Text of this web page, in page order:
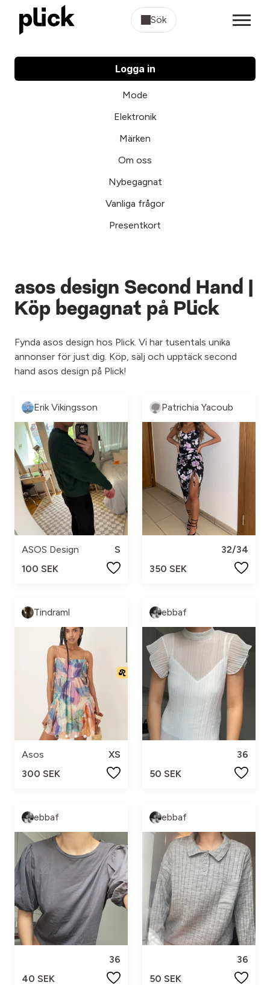
Sök
Logga in
Mode
Elektronik
Märken
Om oss
Nybegagnat
Vanliga frågor
Presentkort
asos design Second Hand |
Köp begagnat på Plick
Fynda asos design hos Plick. Vi har tusentals unika
annonser för just dig. Köp, sälj och upptäck second
hand asos design på Plick!
Erik Vikingsson
ASOS Design
S
100 SEK
Patrichia Yacoub
32/34
350 SEK
Tindraml
Asos
XS
300 SEK
ebbaf
36
50 SEK
ebbaf
36
40 SEK
ebbaf
36
50 SEK